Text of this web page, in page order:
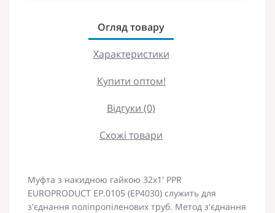
Огляд товару
Характеристики
Купити оптом!
Відгуки (0)
Схожі товари
Муфта з накидною гайкою 32x1' PPR
EUROPRODUCT EP.0105 (EP4030) служить для
з'єднання поліпропіленових труб. Метод з'єднання